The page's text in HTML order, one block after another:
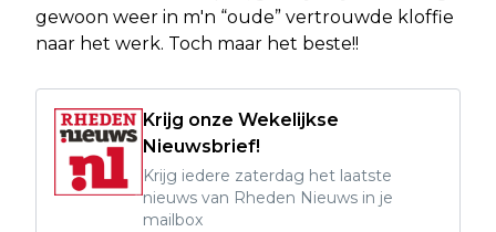
gewoon weer in m'n “oude” vertrouwde kloffie
naar het werk. Toch maar het beste!!
Krijg onze Wekelijkse
Nieuwsbrief!
Krijg iedere zaterdag het laatste
nieuws van Rheden Nieuws in je
mailbox